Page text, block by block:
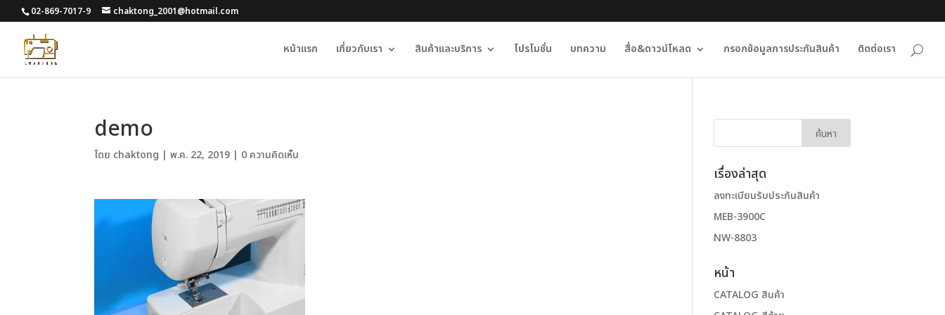
02-869-7017-9 chaktong_2001@hotmail.com
หน้าแรก เกี่ยวกับเรา สินค้าและบริการ โปรโมชั่น บทความ สื่อ&ดาวน์โหลด กรอกข้อมูลการประกันสินค้า ติดต่อเรา
demo
โดย chaktong |พ.ค. 22, 2019 | 0 ความคิดเห็น
เรื่องล่าสุด
ลงทะเบียนรับประกันสินค้า
MEB-3900C
NW-8803
หน้า
CATALOG สินค้า